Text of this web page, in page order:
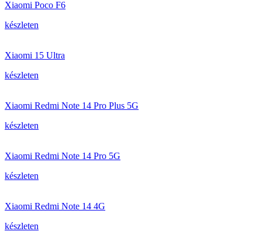
Xiaomi Poco F6
készleten
Xiaomi 15 Ultra
készleten
Xiaomi Redmi Note 14 Pro Plus 5G
készleten
Xiaomi Redmi Note 14 Pro 5G
készleten
Xiaomi Redmi Note 14 4G
készleten